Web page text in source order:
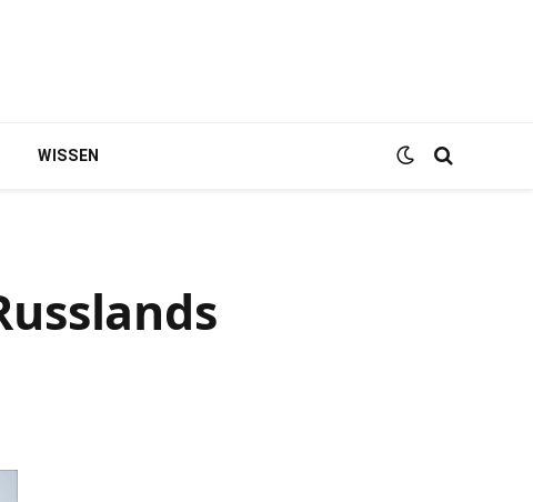
WISSEN